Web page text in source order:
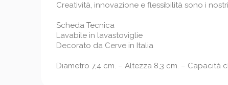
Creatività, innovazione e flessibilità sono i
Scheda Tecnica
Lavabile in lavastoviglie
Decorato da Cerve in Italia
Diametro 7,4 cm. – Altezza 8,3 cm. – Capacità